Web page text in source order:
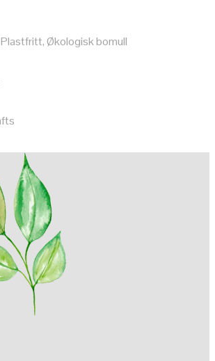
Plastfritt, Økologisk bomull